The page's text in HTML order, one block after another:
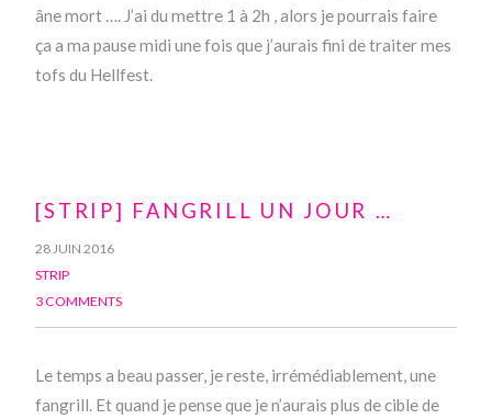
âne mort …. J’ai du mettre 1 à 2h , alors je pourrais faire
ça a ma pause midi une fois que j’aurais fini de traiter mes
tofs du Hellfest.
[STRIP] FANGRILL UN JOUR …
28 JUIN 2016
STRIP
3 COMMENTS
Le temps a beau passer, je reste, irrémédiablement, une
fangrill. Et quand je pense que je n’aurais plus de cible de